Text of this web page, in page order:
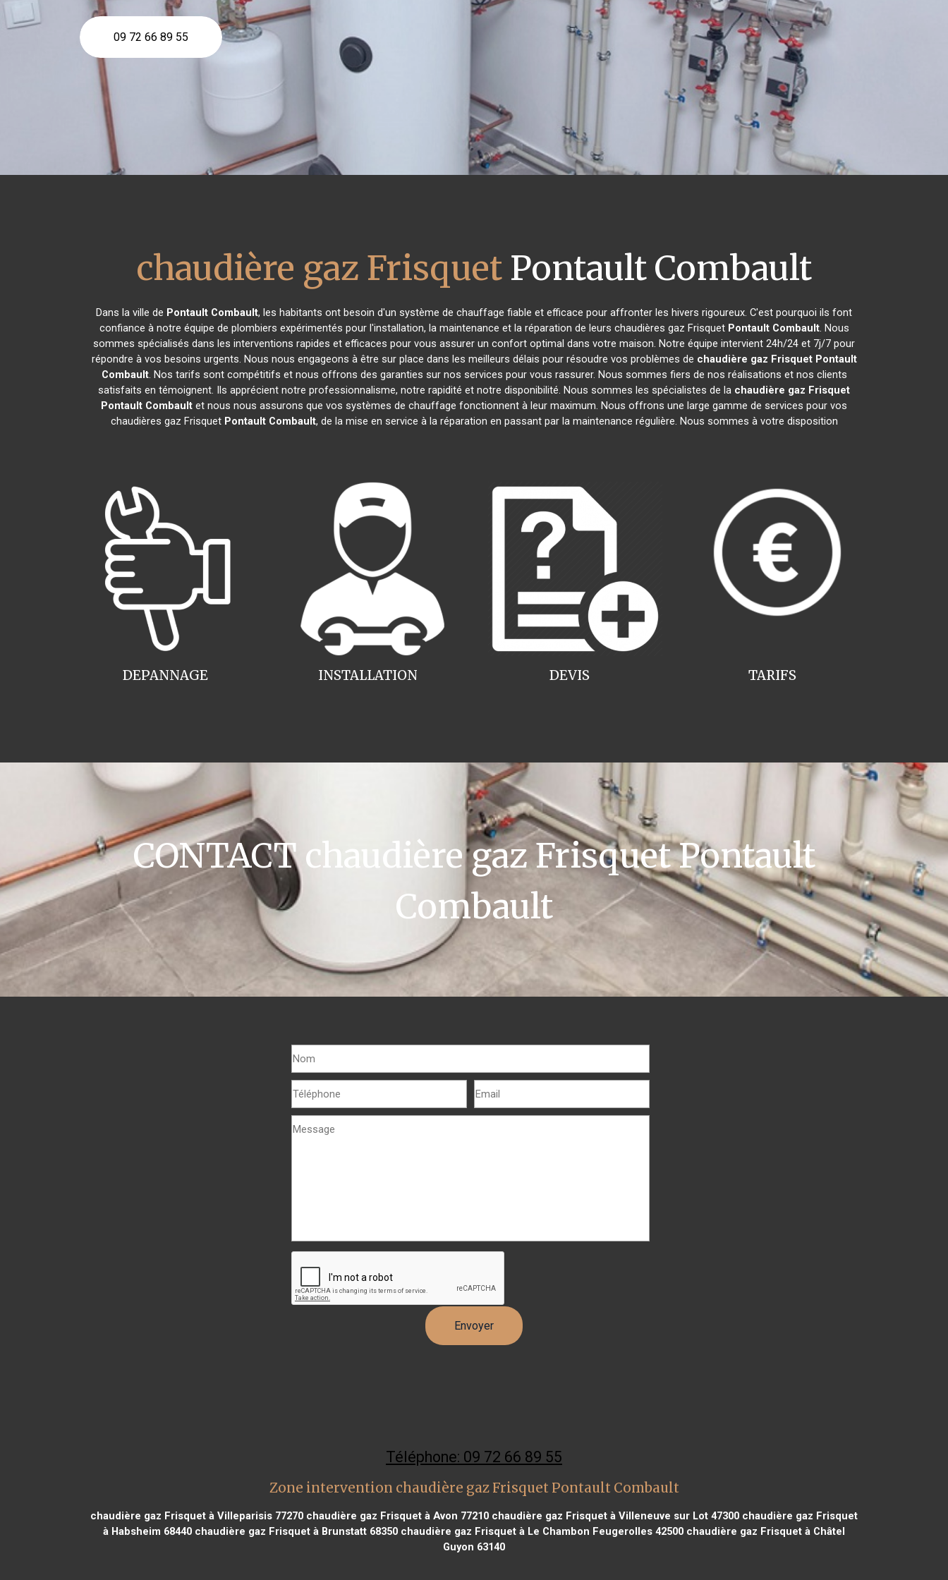
09 72 66 89 55
chaudière gaz Frisquet Pontault Combault
Dans la ville de Pontault Combault, les habitants ont besoin d'un système de chauffage fiable et efficace pour affronter les hivers rigoureux. C'est pourquoi ils font
confiance à notre équipe de plombiers expérimentés pour l'installation, la maintenance et la réparation de leurs chaudières gaz Frisquet Pontault Combault. Nous
sommes spécialisés dans les interventions rapides et efficaces pour vous assurer un confort optimal dans votre maison. Notre équipe intervient 24h/24 et 7j/7 pour
répondre à vos besoins urgents. Nous nous engageons à être sur place dans les meilleurs délais pour résoudre vos problèmes de chaudière gaz Frisquet Pontault
Combault. Nos tarifs sont compétitifs et nous offrons des garanties sur nos services pour vous rassurer. Nous sommes fiers de nos réalisations et nos clients
satisfaits en témoignent. Ils apprécient notre professionnalisme, notre rapidité et notre disponibilité. Nous sommes les spécialistes de la chaudière gaz Frisquet
Pontault Combault et nous nous assurons que vos systèmes de chauffage fonctionnent à leur maximum. Nous offrons une large gamme de services pour vos
chaudières gaz Frisquet Pontault Combault, de la mise en service à la réparation en passant par la maintenance régulière. Nous sommes à votre disposition
INSTALLATION
DEPANNAGE TARIFS
DEVIS
CONTACT chaudière gaz Frisquet Pontault
Combault
Téléphone: 09 72 66 89 55
Zone intervention chaudière gaz Frisquet Pontault Combault
chaudière gaz Frisquet à Villeparisis 77270 chaudière gaz Frisquet à Avon 77210 chaudière gaz Frisquet à Villeneuve sur Lot 47300 chaudière gaz Frisquet
à Habsheim 68440 chaudière gaz Frisquet à Brunstatt 68350 chaudière gaz Frisquet à Le Chambon Feugerolles 42500 chaudière gaz Frisquet à Châtel
Guyon 63140